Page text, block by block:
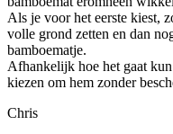
Als je voor het eerste kiest,
volle grond zetten en dan
bamboematje.
Afhankelijk hoe het gaat
kiezen om hem zonder
Chris